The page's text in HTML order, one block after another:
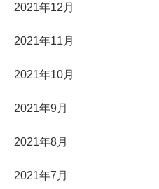
2021年12月
2021年11月
2021年10月
2021年9月
2021年8月
2021年7月